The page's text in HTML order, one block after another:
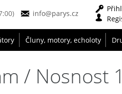
info@parys.cz
Čluny, motory, echoloty
/ Nosnost